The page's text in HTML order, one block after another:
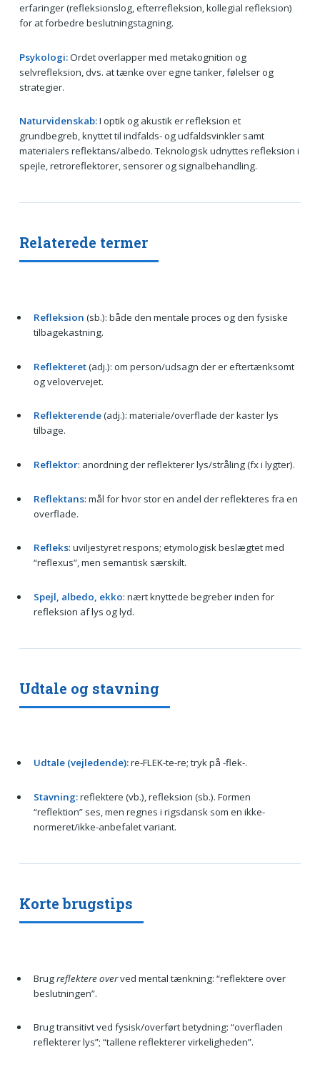
erfaringer (refleksionslog, efterrefleksion, kollegial refleksion)
for at forbedre beslutningstagning.
Psykologi:Ordet overlapper med metakognition og
selvrefleksion, dvs. at tænke over egne tanker, følelser og
strategier.
Naturvidenskab:I optik og akustik er refleksion et
grundbegreb, knyttet til indfalds- og udfaldsvinkler samt
materialers reflektans/albedo. Teknologisk udnyttes refleksion i
spejle, retroreflektorer, sensorer og signalbehandling.
Relaterede termer
Refleksion (sb.): både den mentale proces og den fysiske
tilbagekastning.
Reflekteret(adj.): om person/udsagn der er eftertænksomt
og velovervejet.
Reflekterende(adj.): materiale/overflade der kaster lys
tilbage.
Reflektor: anordning der reflekterer lys/stråling (fx i lygter).
Reflektans: mål for hvor stor en andel der reflekteres fra en
overflade.
Refleks: uviljestyret respons; etymologisk beslægtet med
“reflexus”, men semantisk særskilt.
Spejl, albedo, ekko: nært knyttede begreber inden for
refleksion af lys og lyd.
Udtale og stavning
Udtale (vejledende):re-FLEK-te-re; tryk på -flek-.
Stavning:reflektere (vb.), refleksion (sb.). Formen
“reflektion” ses, men regnes i rigsdansk som en ikke-
normeret/ikke-anbefalet variant.
Korte brugstips
Brugreflektere overved mental tænkning: “reflektere over
beslutningen”.
Brug transitivt ved fysisk/overført betydning: “overfladen
reflekterer lys”; “tallene reflekterer virkeligheden”.